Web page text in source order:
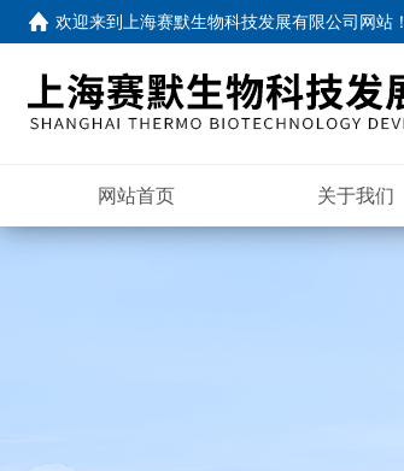
欢迎来到 上海赛默生物科技发展有限公司网站 ！
网站首页 关于我们